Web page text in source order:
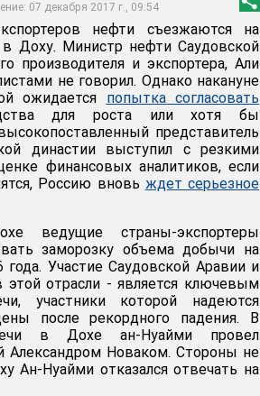
07 декабря 2017 г., 09:54
рубежную встречу в Доху
и экспортера, Али
Саудовской Аравии и России -
встречинефти съезжаются на
Доху. Министр нефти Саудовской
производителя и экспортера, Али
не говорил. Однако накануне
ожидается попытка согласовать
для роста или хотя бы
представитель
династии выступил с резкими
финансовых аналитиков, если
Россию вновь ждет серьезное
ведущие страны-экспортеры
заморозку объема добычи на
года. Участие Саудовской Аравии и
этой отрасли - является ключевым
участники которой надеются
после рекордного падения. В
в Дохе ан-Нуайми провел
Александром Новаком. Стороны не
Ан-Нуайми отказался отвечать на